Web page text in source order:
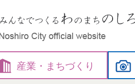
産業・ まちづくり